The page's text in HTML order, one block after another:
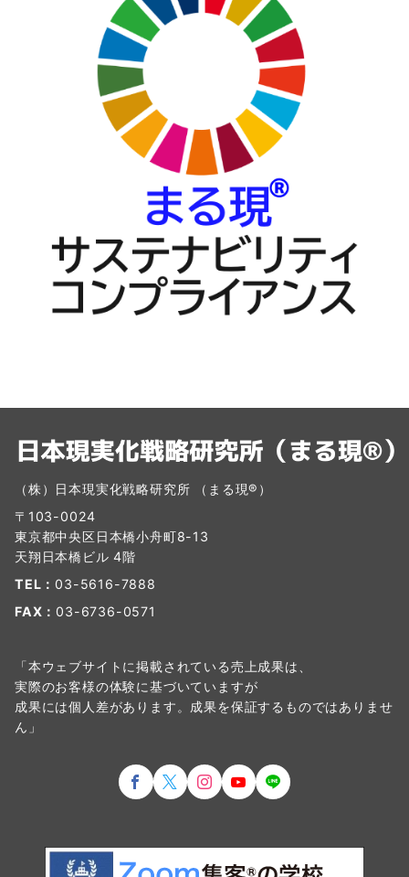
（株）日本現実化戦略研究所 （まる現®）
〒103-0024
東京都中央区日本橋小舟町8-13
天翔日本橋ビル 4階
TEL： 03-5616-7888
FAX： 03-6736-0571
「本ウェブサイトに掲載されている売上成果は、
実際のお客様の体験に基づいていますが
成果には個人差があります。成果を保証するものではありませ
ん」